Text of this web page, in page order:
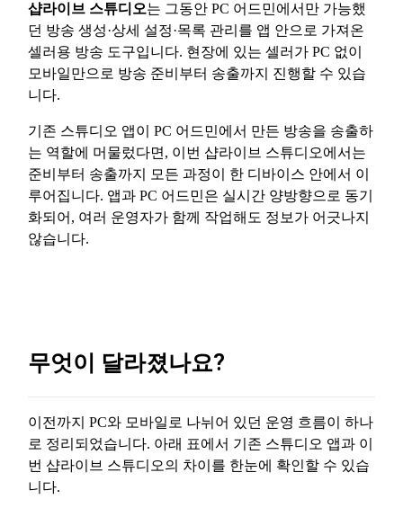
샵라이브 스튜디오는 그동안 PC 어드민에서만 가능했
던 방송 생성·상세 설정·목록 관리를 앱 안으로 가져온
셀러용 방송 도구입니다. 현장에 있는 셀러가 PC 없이
모바일만으로 방송 준비부터 송출까지 진행할 수 있습
니다.
기존 스튜디오 앱이 PC 어드민에서 만든 방송을 송출하
는 역할에 머물렀다면, 이번 샵라이브 스튜디오에서는
준비부터 송출까지 모든 과정이 한 디바이스 안에서 이
루어집니다. 앱과 PC 어드민은 실시간 양방향으로 동기
화되어, 여러 운영자가 함께 작업해도 정보가 어긋나지
않습니다.
무엇이 달라졌나요?
이전까지 PC와 모바일로 나뉘어 있던 운영 흐름이 하나
로 정리되었습니다. 아래 표에서 기존 스튜디오 앱과 이
번 샵라이브 스튜디오의 차이를 한눈에 확인할 수 있습
니다.